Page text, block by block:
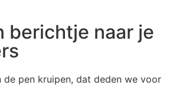
berichtje naar je
de pen kruipen, dat deden we voor